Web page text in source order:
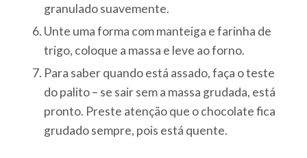
granulado suavemente.
Unte uma forma com manteiga e farinha de
trigo, coloque a massa e leve ao forno.
Para saber quando está assado, faça o teste
do palito – se sair sem a massa grudada, está
pronto. Preste atenção que o chocolate fica
grudado sempre, pois está quente.